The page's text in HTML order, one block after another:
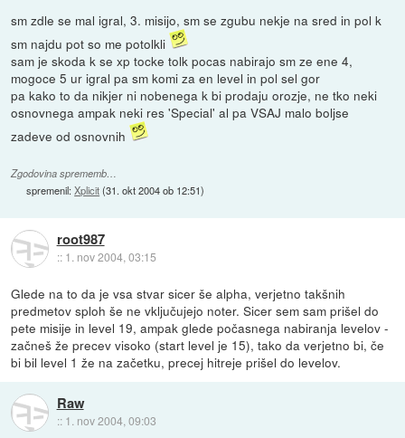
sm zdle se mal igral, 3. misijo, sm se zgubu nekje na sred in pol k
sm najdu pot so me potolkli
sam je skoda k se xp tocke tolk pocas nabirajo sm ze ene 4,
mogoce 5 ur igral pa sm komi za en level in pol sel gor
pa kako to da nikjer ni nobenega k bi prodaju orozje, ne tko neki
osnovnega ampak neki res 'Special' al pa VSAJ malo boljse
zadeve od osnovnih
Zgodovina sprememb…
spremenil:Xplicit(31. okt 2004 ob 12:51)
root987
:: 1. nov 2004, 03:15
Glede na to da je vsa stvar sicer še alpha, verjetno takšnih
predmetov sploh še ne vključujejo noter. Sicer sem sam prišel do
pete misije in level 19, ampak glede počasnega nabiranja levelov -
začneš že precev visoko (start level je 15), tako da verjetno bi, če
bi bil level 1 že na začetku, precej hitreje prišel do levelov.
Raw
:: 1. nov 2004, 09:03